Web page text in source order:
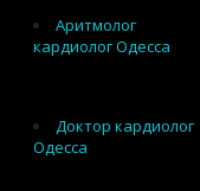
Аритмолог
кардиолог Одесса
Доктор кардиолог
Одесса